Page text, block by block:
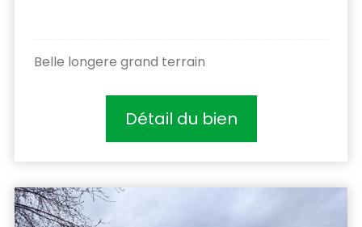
Belle longere grand terrain
Détail du bien